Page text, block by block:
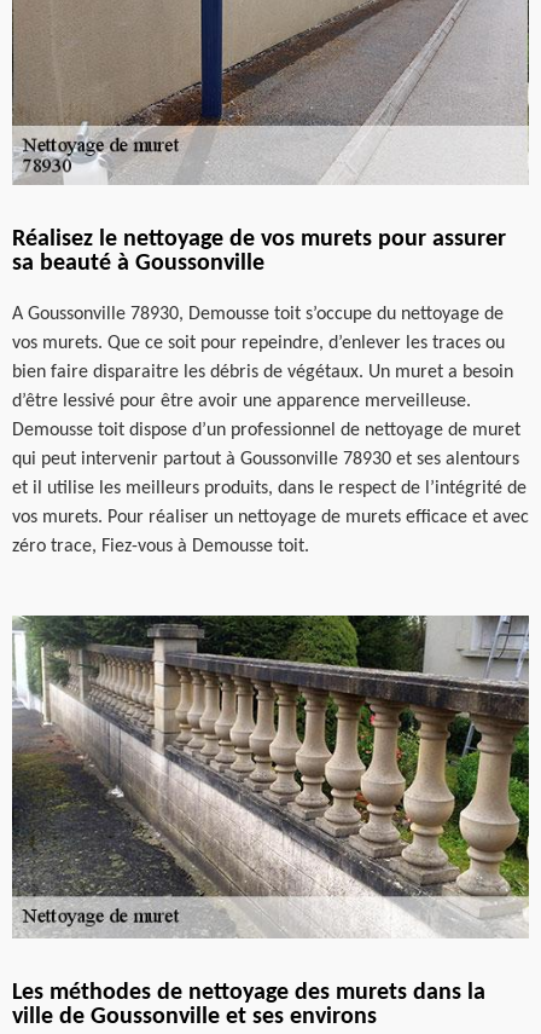
Réalisez le nettoyage de vos murets pour assurer
sa beauté à Goussonville
A Goussonville 78930, Demousse toit s’occupe du nettoyage de
vos murets. Que ce soit pour repeindre, d’enlever les traces ou
bien faire disparaitre les débris de végétaux. Un muret a besoin
d’être lessivé pour être avoir une apparence merveilleuse.
Demousse toit dispose d’un professionnel de nettoyage de muret
qui peut intervenir partout à Goussonville 78930 et ses alentours
et il utilise les meilleurs produits, dans le respect de l’intégrité de
vos murets. Pour réaliser un nettoyage de murets efficace et avec
zéro trace, Fiez-vous à Demousse toit.
Les méthodes de nettoyage des murets dans la
ville de Goussonville et ses environs